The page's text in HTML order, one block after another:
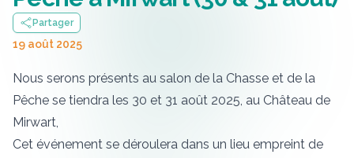
Partager
19 août 2025
Nous serons présents au salon de la Chasse et de la
Pêche se tiendra les 30 et 31 août 2025, au Château de
Mirwart,
Cet événement se déroulera dans un lieu empreint de